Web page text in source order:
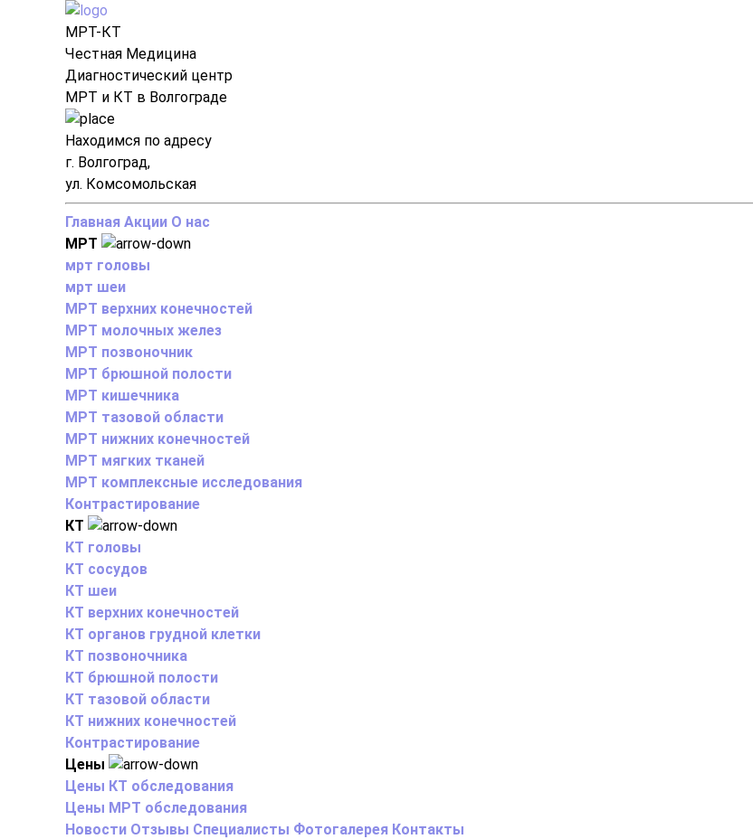
МРТ-КТ
Честная Медицина
Диагностический центр
МРТ и КТ в Волгограде
Находимся по адресу
г. Волгоград,
ул. Комсомольская
Главная Акции О нас
МРТ
мрт головы
мрт шеи
МРТ верхних конечностей
МРТ молочных желез
МРТ позвоночник
МРТ брюшной полости
МРТ кишечника
МРТ тазовой области
МРТ нижних конечностей
МРТ мягких тканей
МРТ комплексные исследования
Контрастирование
КТ
КТ головы
КТ сосудов
КТ шеи
КТ верхних конечностей
КТ органов грудной клетки
КТ позвоночника
КТ брюшной полости
КТ тазовой области
КТ нижних конечностей
Контрастирование
Цены
Цены КТ обследования
Цены МРТ обследования
Новости Отзывы Специалисты Фотогалерея Контакты